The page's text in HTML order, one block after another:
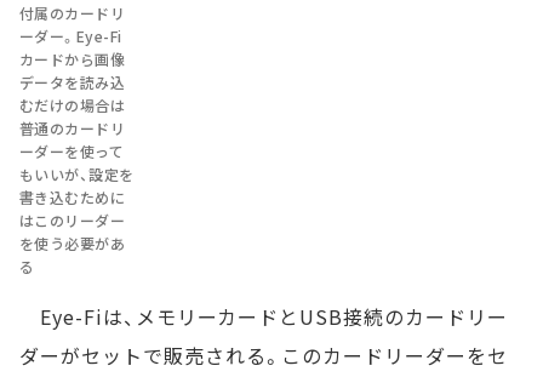
付属のカードリ
ーダー。Eye-Fi
カードから画像
データを読み込
むだけの場合は
普通のカードリ
ーダーを使って
もいいが、設定を
書き込むために
はこのリーダー
を使う必要があ
る
Eye-Fiは、メモリーカードとUSB接続のカードリー
ダーがセットで販売される。このカードリーダーをセ